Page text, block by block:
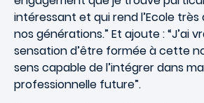
intéressant et qui rend l’Ecole
nos générations.” Et ajoute : “J’ai
sensation d’être formée à cette
sens capable de l’intégrer dans
professionnelle future”.